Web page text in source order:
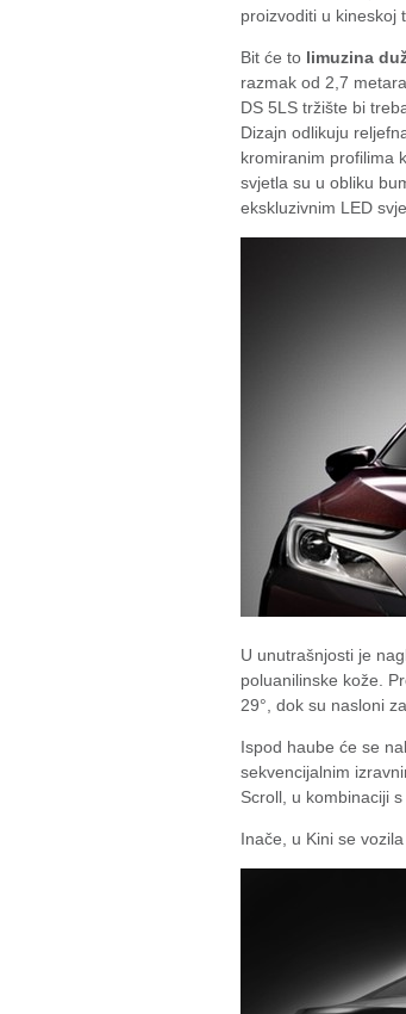
proizvoditi u kineskoj
Bit će to limuzina
razmak od 2,7
DS 5LS tržište bi
Dizajn odlikuju
kromiranim profilima
svjetla su u obliku
ekskluzivnim LED
U unutrašnjosti je
poluanilinske kože.
29°, dok su nasloni
Ispod haube će se
sekvencijalnim
Scroll, u kombinaciji
Inače, u Kini se